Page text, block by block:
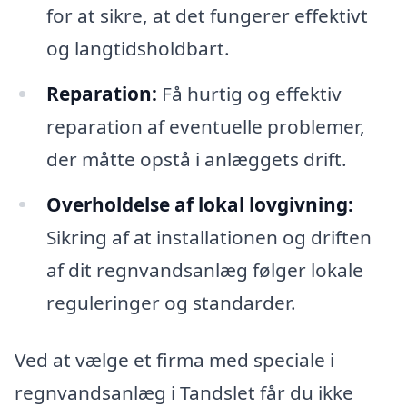
for at sikre, at det fungerer effektivt
og langtidsholdbart.
Reparation: Få hurtig og effektiv
reparation af eventuelle problemer,
der måtte opstå i anlæggets drift.
Overholdelse af lokal lovgivning:
Sikring af at installationen og driften
af dit regnvandsanlæg følger lokale
reguleringer og standarder.
Ved at vælge et firma med speciale i
regnvandsanlæg i Tandslet får du ikke